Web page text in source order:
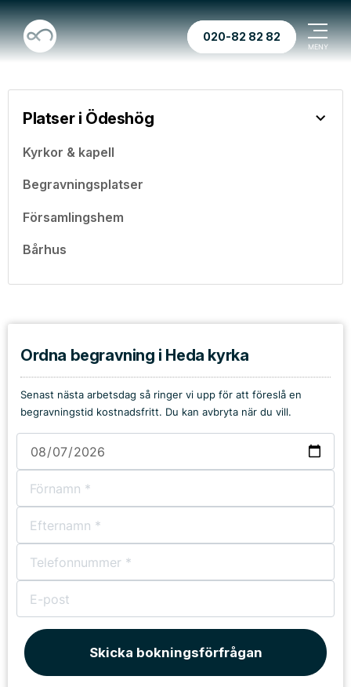
020-82 82 82
Platser i Ödeshög
Kyrkor & kapell
Begravningsplatser
Församlingshem
Bårhus
Ordna begravning i Heda kyrka
Senast nästa arbetsdag så ringer vi upp för att föreslå en
begravningstid kostnadsfritt. Du kan avbryta när du vill.
Skicka bokningsförfrågan